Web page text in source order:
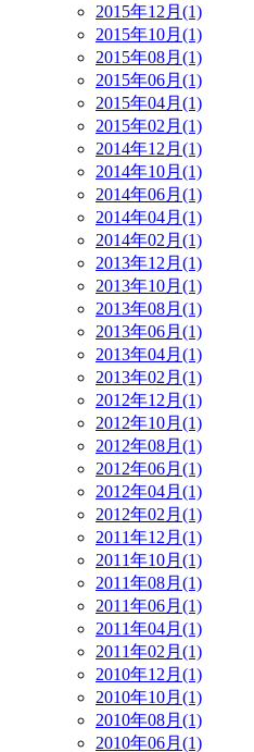
2015年12月(1)
2015年10月(1)
2015年08月(1)
2015年06月(1)
2015年04月(1)
2015年02月(1)
2014年12月(1)
2014年10月(1)
2014年06月(1)
2014年04月(1)
2014年02月(1)
2013年12月(1)
2013年10月(1)
2013年08月(1)
2013年06月(1)
2013年04月(1)
2013年02月(1)
2012年12月(1)
2012年10月(1)
2012年08月(1)
2012年06月(1)
2012年04月(1)
2012年02月(1)
2011年12月(1)
2011年10月(1)
2011年08月(1)
2011年06月(1)
2011年04月(1)
2011年02月(1)
2010年12月(1)
2010年10月(1)
2010年08月(1)
2010年06月(1)